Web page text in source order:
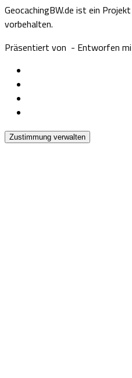
GeocachingBW.de ist ein
vorbehalten.
Präsentiert von - Entworfen
Zustimmung verwalten